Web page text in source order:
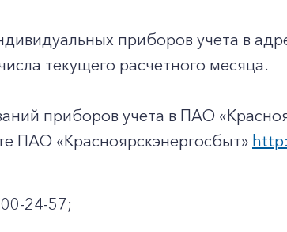
клиентам приборов учета в
текущего расчетного месяца.
приборов учета в ПАО
ПАО «Красноярскэнергосбыт»
24-57;